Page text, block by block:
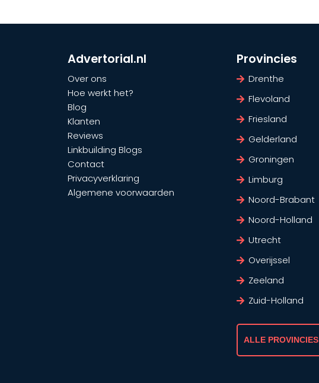
Advertorial.nl
Over ons
Hoe werkt het?
Blog
Klanten
Reviews
Linkbuilding Blogs
Contact
Privacyverklaring
Algemene voorwaarden
Provincies
Drenthe
Flevoland
Friesland
Gelderland
Groningen
Limburg
Noord-Brabant
Noord-Holland
Utrecht
Overijssel
Zeeland
Zuid-Holland
ALLE PROVINCIES